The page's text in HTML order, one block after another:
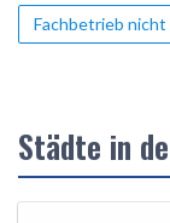
Fachbetrieb nicht
Städte in